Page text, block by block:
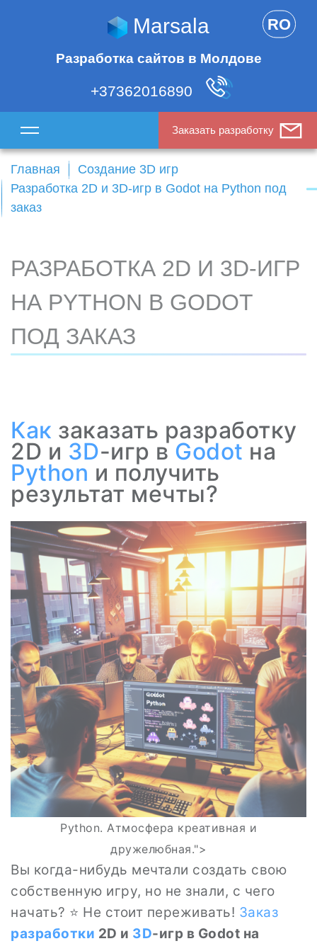
Marsala
Разработка сайтов в Молдове
+37362016890
RO
Заказать разработку
Главная
Создание 3D игр
Разработка 2D и 3D-игр в Godot на Python под
заказ
РАЗРАБОТКА 2D И 3D-ИГР
НА PYTHON В GODOT
ПОД ЗАКАЗ
Как заказать разработку
2D и 3D-игр в Godot на
Python и получить
результат мечты?
Python. Атмосфера креативная и
дружелюбная.">
Вы когда-нибудь мечтали создать свою
собственную игру, но не знали, с чего
начать? ⭐ Не стоит переживать! Заказ
разработки 2D и 3D-игр в Godot на